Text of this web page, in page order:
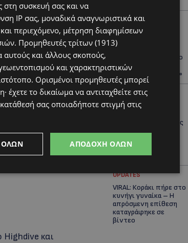
και
UPDATES
ΧΩΡΙΣ ΣΩΣΣΙΒΙΟ Η
ΘΑΛΑΣΣΙΑ ΣΥΝΔΕΣΗ
ΚΥΠΡΟΥ-ΕΛΛΑΔΑΣ:
«Χωρίς επιδότηση το
πλοίο δεν θα
ξανασηκώσει άγκυρα»
UPDATES
ΛΕΥΚΩΣΙΑ: Χειροπέδες
να παραπλάνησε την
Αστυνομία
UPDATES
VIRAL: Κοράκι πήρε στο
κυνήγι γυναίκα – Η
απρόσμενη επίθεση
καταγράφηκε σε
βίντεο
συσκευή σας και να
IP σας, μοναδικά αναγνωριστικά και
περιεχόμενο, μέτρηση διαφημίσεων
Προμηθευτές τρίτων (1913)
αυτούς και άλλους σκοπούς,
και χαρακτηριστικών
Ορισμένοι προμηθευτές μπορεί
το δικαίωμα να αντιταχθείτε στις
σας οποιαδήποτε στιγμή στις
ΑΠΟΔΟΧΉ ΌΛΩΝ
ΌΛΩΝ